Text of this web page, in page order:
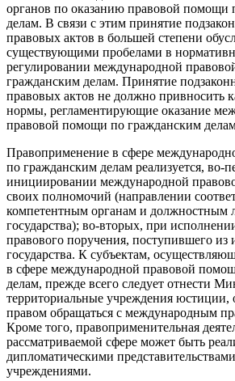
органов по оказанию правовой помощи
делам. В связи с этим принятие
правовых актов в большей степени
существующими пробелами в
регулировании международной
гражданским делам. Принятие
правовых актов не должно привносить
нормы, регламентирующие оказание
правовой помощи по гражданским
Правоприменение в сфере
по гражданским делам реализуется, во-
инициировании международной
своих полномочий (направлении
компетентным органам и должностным
государства); во-вторых, при
правового поручения, поступившего из
государства. К субъектам,
в сфере международной правовой
делам, прежде всего следует отнести
территориальные учреждения юстиции,
правом обращаться с международным
Кроме того, правоприменительная
рассматриваемой сфере может быть
дипломатическими
учреждениями.